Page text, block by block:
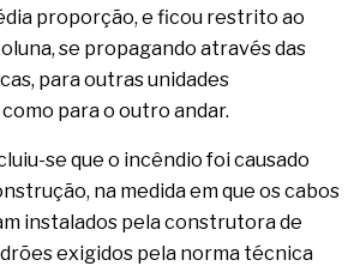
proporção, e ficou restrito ao
se propagando através das
para outras unidades
para o outro andar.
se que o incêndio foi causado
na medida em que os cabos
instalados pela construtora de
exigidos pela norma técnica